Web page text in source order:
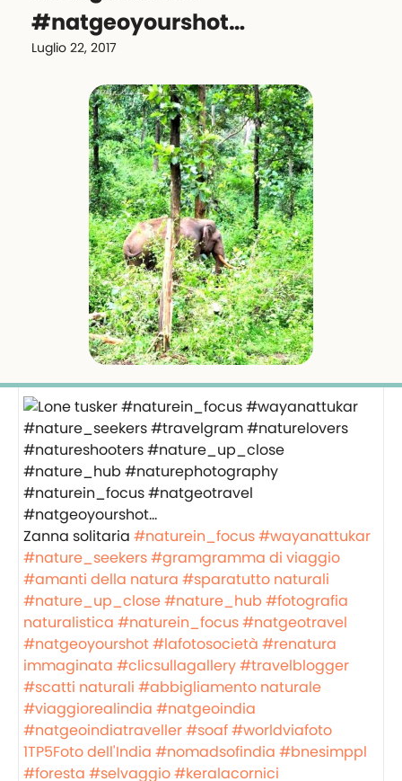
#natgeoyourshot…
Luglio 22, 2017
Zanna solitaria #naturein_focus#wayanattukar
#nature_seekers#gramgramma di viaggio
#amanti della natura #sparatutto naturali
#nature_up_close#nature_hub #fotografia
naturalistica #naturein_focus#natgeotravel
#natgeoyourshot#lafotosocietà #renatura
immaginata #clicsullagallery#travelblogger
#scatti naturali #abbigliamento naturale
#viaggiorealindia #natgeoindia
#natgeoindiatraveller#soaf#worldviafoto
1TP5Foto dell'India #nomadsofindia #bnesimppl
#foresta #selvaggio#keralacornici